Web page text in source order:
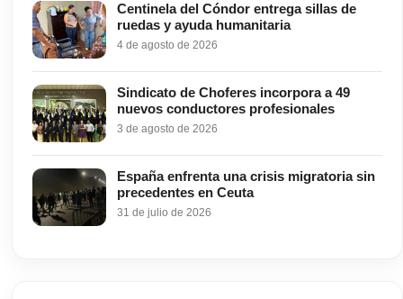
Centinela del Cóndor entrega sillas de
ruedas y ayuda humanitaria
4 de agosto de 2026
Sindicato de Choferes incorpora a 49
nuevos conductores profesionales
3 de agosto de 2026
España enfrenta una crisis migratoria sin
precedentes en Ceuta
31 de julio de 2026